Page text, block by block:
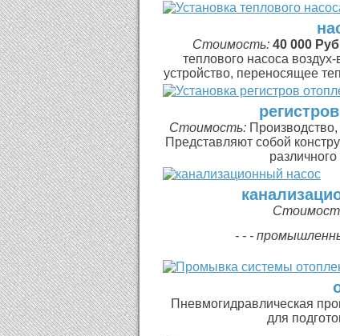
Стоимость: 40 000
теплового насоса
устройство, переносящее
Стоимость:
Представляют собой
- - -
Пневмогидравлическая
для